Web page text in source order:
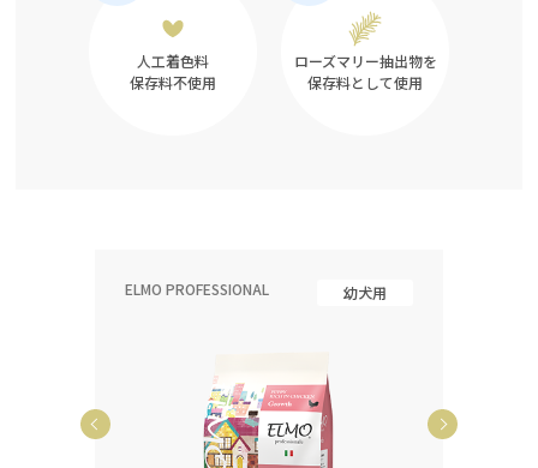
人工着色料
保存料不使用
ローズマリー抽出物を
保存料として使用
ELMO PROFESSIONAL 幼犬用